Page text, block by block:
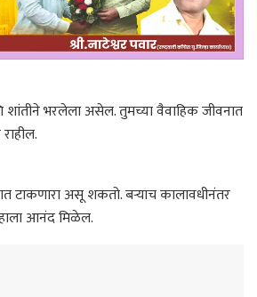
भरलेला असेल. तुमच्या वैवाहिक जीवनात
टाकणारा असू शकतो. बऱ्याच कालावधीनंतर
आनंद मिळेल.